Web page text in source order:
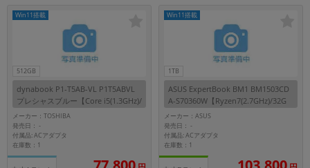
512GB
Win11搭載
dynabook P1-T5AB-VL P1T5ABVL
プレシャスブルー【Core i5(1.3GHz)/
16GB/512GB SSD/Win11Home】
メーカー：TOSHIBA
発売日：-
付属品: ACアダプタ
在庫数：1
1TB
Win11搭載
ASUS ExpertBook BM1 BM1503CD
A-S70360W【Ryzen7(2.7GHz)/32G
B/1TB SSD/Win11Home】
メーカー：ASUS
発売日：-
付属品: ACアダプタ
在庫数：1